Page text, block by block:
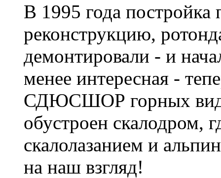
В 1995 года постройка
реконструкцию,
демонтировали - и
менее интересная -
СДЮСШОР горных
обустроен скалодром,
скалолазанием и
на наш взгляд!